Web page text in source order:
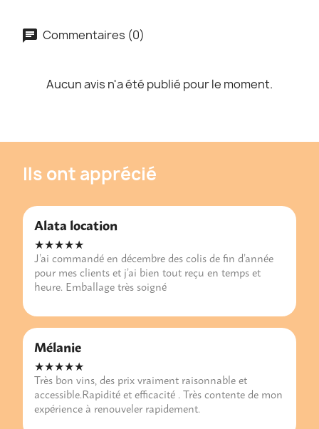
Commentaires (0)
Aucun avis n'a été publié pour le moment.
Ils ont apprécié
Alata location
★★★★★
J’ai commandé en décembre des colis de fin d’année
pour mes clients et j’ai bien tout reçu en temps et
heure. Emballage très soigné
Mélanie
★★★★★
Très bon vins, des prix vraiment raisonnable et
accessible.Rapidité et efficacité . Très contente de mon
expérience à renouveler rapidement.